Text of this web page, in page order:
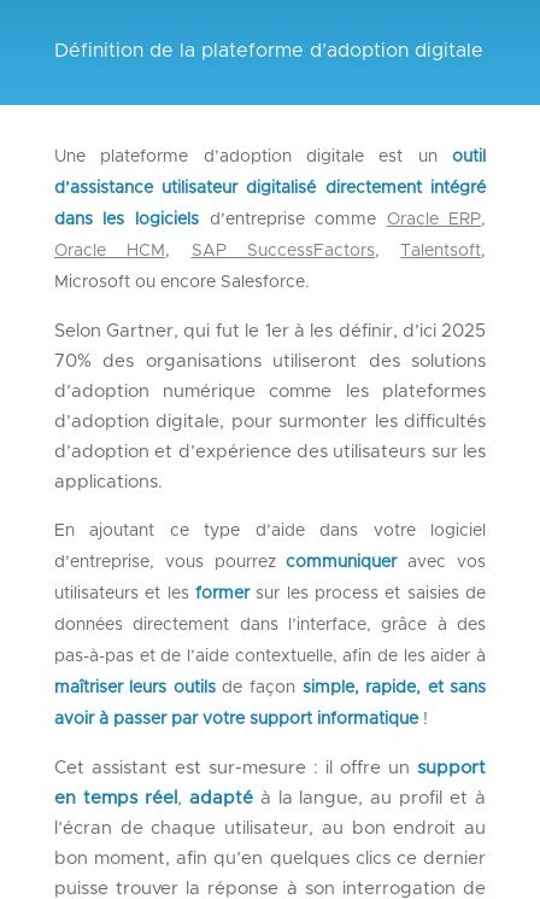
Définition de la plateforme d’adoption digitale
Une plateforme d’adoption digitale est unoutil
d’assistance utilisateur digitalisé directement intégré
dans les logicielsd’entreprise comme Oracle ERP,
Oracle HCM , SAP SuccessFactors, Talentsoft,
Microsoft ou encore Salesforce.
SelonGartner, qui fut le 1erà les définir, d ’ici 2025
70% des organisations utiliseront des solutions
d’adoption numérique comme les plateformes
d’adoption digitale, pour surmonter les difficultés
d’adoption et d’expérience des utilisateurs sur les
applications.
En ajoutant ce type d’aide dans votre logiciel
d’entreprise, vous pourrezcommuniquer
avec vos
utilisateurs et les former sur les processet saisies de
donnéesdirectement dans l’interface,grâce àdes
pas-à-pas et de l’aide contextuelle, afin de les aider à
maîtriser leurs outilsde façon simple, rapide, et sans
avoir à passer par votre support informatique !
Cet assistant est sur-mesure : il offre unsupport
en temps réel , adapté à la langue, au profil et à
l’écran de chaque utilisateur, au bon endroit au
bon moment, afin qu’en quelques clics ce dernier
puisse trouver la réponse à son interrogation de